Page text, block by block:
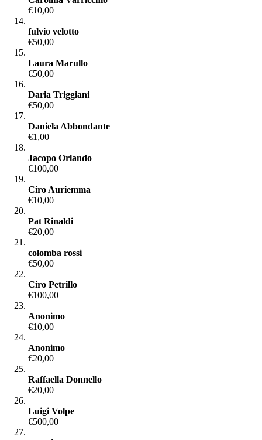
€10,00
fulvio velotto
€50,00
Laura Marullo
€50,00
Daria Triggiani
€50,00
Daniela Abbondante
€1,00
Jacopo Orlando
€100,00
Ciro Auriemma
€10,00
Pat Rinaldi
€20,00
colomba rossi
€50,00
Ciro Petrillo
€100,00
Anonimo
€10,00
Anonimo
€20,00
Raffaella Donnello
€20,00
Luigi Volpe
€500,00